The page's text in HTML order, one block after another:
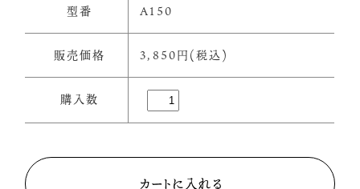
型番 A150
販売価格 3,850円(税込)
購入数